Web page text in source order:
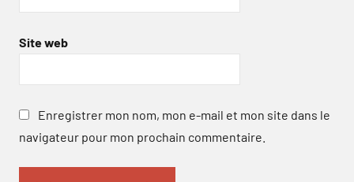
Site web
Enregistrer mon nom, mon e-mail et mon site dans le
navigateur pour mon prochain commentaire.